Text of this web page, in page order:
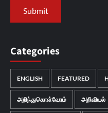
Categories
ENGLISH FEATURED
அறிந்துகொள்வோம் அறிவியல்